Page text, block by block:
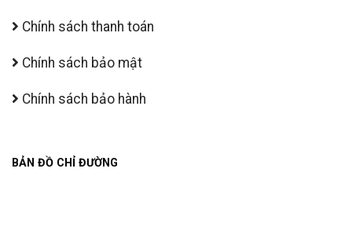
Chính sách thanh toán
Chính sách bảo mật
Chính sách bảo hành
BẢN ĐỒ CHỈ ĐƯỜNG